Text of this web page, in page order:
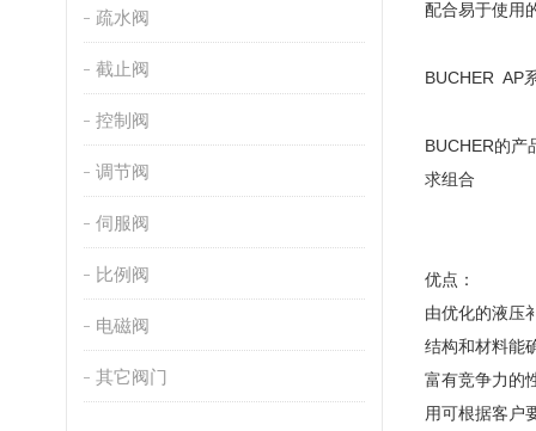
疏水阀
截止阀
控制阀
调节阀
伺服阀
比例阀
电磁阀
其它阀门
配合易于使用
BUCHER AP
BUCHER的产
求组合
优点：
由优化的液压
结构和材料能
富有竞争力的
用可根据客户